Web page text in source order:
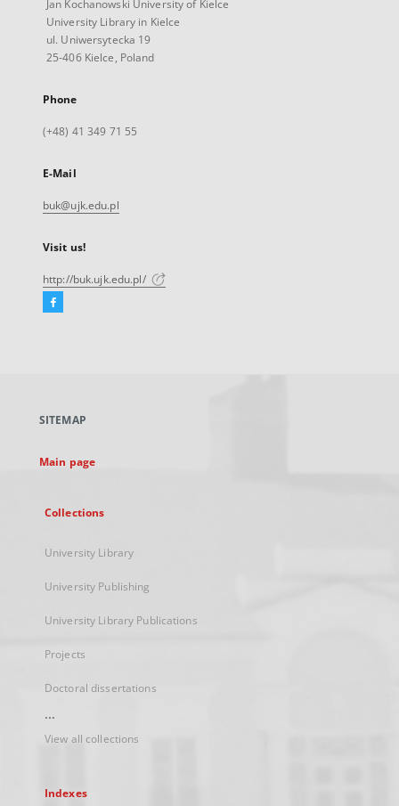
Jan Kochanowski University of Kielce
University Library in Kielce
ul. Uniwersytecka 19
25-406 Kielce, Poland
Phone
(+48) 41 349 71 55
E-Mail
buk@ujk.edu.pl
Visit us!
http://buk.ujk.edu.pl/
Facebook
new
SITEMAP
Main page
Collections
University Library
University Publishing
University Library Publications
Projects
Doctoral dissertations
...
View all collections
Indexes